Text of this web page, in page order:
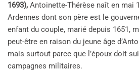
1693), Antoinette-Thérèse naît en mai
Ardennes dont son père est le
enfant du couple, marié depuis 1651,
peut-être en raison du jeune âge
mais surtout parce que l’époux doit
campagnes militaires.